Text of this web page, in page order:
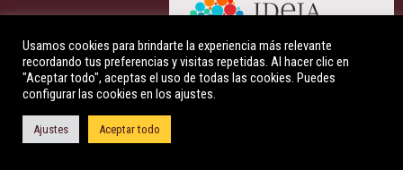
Usamos cookies para brindarte la experiencia más relevante
recordando tus preferencias y visitas repetidas. Al hacer clic en
"Aceptar todo", aceptas el uso de todas las cookies. Puedes
configurar las cookies en los ajustes.
Ajustes Aceptar todo
Descúbre qué es la Indagación